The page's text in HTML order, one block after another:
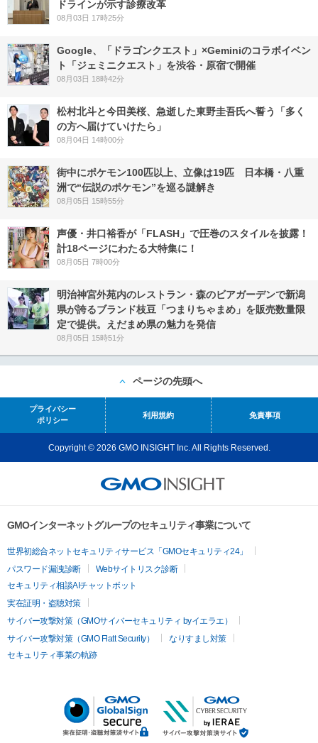
ドラインが示す診療改革
08月03日 17時25分
Google、「ドラゴンクエスト」×Geminiのコラボイベン
ト「ジェミニクエスト」を渋谷・原宿で開催
08月03日 18時42分
松村北斗と今田美桜、急逝した東野圭吾氏へ誓う「多く
の方へ届けていけたら」
08月04日 14時00分
街中にポケモン100匹以上、立像は19匹 日本橋・八重
洲で“伝説のポケモン”を巡る謎解き
08月05日 15時55分
声優・井口裕香が「FLASH」で圧巻のスタイルを披露！
計18ページにわたる大特集に！
08月05日 7時00分
明治神宮外苑内のレストラン・森のビアガーデンで新潟
県が誇るブランド枝豆「つまりちゃまめ」を販売数量限
定で提供。えだまめ県の魅力を発信
08月05日 15時51分
ページの先頭へ
プライバシー
ポリシー
利用規約 免責事項
Copyright © 2026 GMO INSIGHT Inc. All Rights Reserved.
GMOインターネットグループのセキュリティ事業について
世界初総合ネットセキュリティサービス「GMOセキュリティ24」
パスワード漏洩診断
Webサイトリスク診断
セキュリティ相談AIチャットボット
実在証明・盗聴対策
サイバー攻撃対策（GMOサイバーセキュリティ byイエラエ）
サイバー攻撃対策（GMO Flatt Security）
なりすまし対策
セキュリティ事業の軌跡